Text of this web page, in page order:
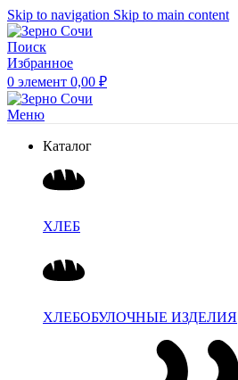
Skip to navigation Skip to main content
Поиск
Избранное
0 элемент 0,00 ₽
Меню
Каталог
ХЛЕБ
ХЛЕБОБУЛОЧНЫЕ ИЗДЕЛИЯ